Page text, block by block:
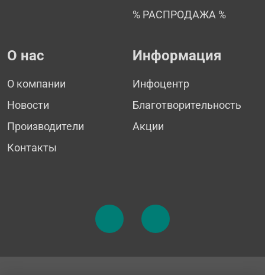
% РАСПРОДАЖА %
О нас
О компании
Новости
Производители
Контакты
Информация
Инфоцентр
Благотворительность
Акции